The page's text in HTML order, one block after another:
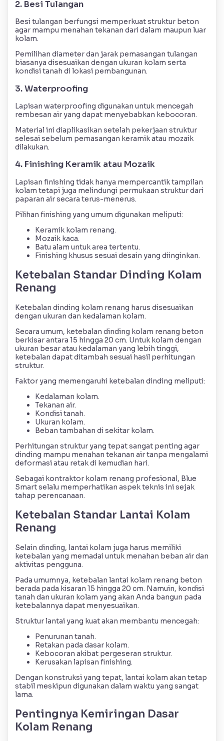
2. Besi Tulangan
Besi tulangan berfungsi memperkuat struktur beton
agar mampu menahan tekanan dari dalam maupun luar
kolam.
Pemilihan diameter dan jarak pemasangan tulangan
biasanya disesuaikan dengan ukuran kolam serta
kondisi tanah di lokasi pembangunan.
3. Waterproofing
Lapisan waterproofing digunakan untuk mencegah
rembesan air yang dapat menyebabkan kebocoran.
Material ini diaplikasikan setelah pekerjaan struktur
selesai sebelum pemasangan keramik atau mozaik
dilakukan.
4. Finishing Keramik atau Mozaik
Lapisan finishing tidak hanya mempercantik tampilan
kolam tetapi juga melindungi permukaan struktur dari
paparan air secara terus-menerus.
Pilihan finishing yang umum digunakan meliputi:
Keramik kolam renang.
Mozaik kaca.
Batu alam untuk area tertentu.
Finishing khusus sesuai desain yang diinginkan.
Ketebalan Standar Dinding Kolam
Renang
Ketebalan dinding kolam renang harus disesuaikan
dengan ukuran dan kedalaman kolam.
Secara umum, ketebalan dinding kolam renang beton
berkisar antara 15 hingga 20 cm. Untuk kolam dengan
ukuran besar atau kedalaman yang lebih tinggi,
ketebalan dapat ditambah sesuai hasil perhitungan
struktur.
Faktor yang memengaruhi ketebalan dinding meliputi:
Kedalaman kolam.
Tekanan air.
Kondisi tanah.
Ukuran kolam.
Beban tambahan di sekitar kolam.
Perhitungan struktur yang tepat sangat penting agar
dinding mampu menahan tekanan air tanpa mengalami
deformasi atau retak di kemudian hari.
Sebagai kontraktor kolam renang profesional, Blue
Smart selalu memperhatikan aspek teknis ini sejak
tahap perencanaan.
Ketebalan Standar Lantai Kolam
Renang
Selain dinding, lantai kolam juga harus memiliki
ketebalan yang memadai untuk menahan beban air dan
aktivitas pengguna.
Pada umumnya, ketebalan lantai kolam renang beton
berada pada kisaran 15 hingga 20 cm. Namuin, kondisi
tanah dan ukuran kolam yang akan Anda bangun pada
ketebalannya dapat menyesuaikan.
Struktur lantai yang kuat akan membantu mencegah:
Penurunan tanah.
Retakan pada dasar kolam.
Kebocoran akibat pergeseran struktur.
Kerusakan lapisan finishing.
Dengan konstruksi yang tepat, lantai kolam akan tetap
stabil meskipun digunakan dalam waktu yang sangat
lama.
Pentingnya Kemiringan Dasar
Kolam Renang